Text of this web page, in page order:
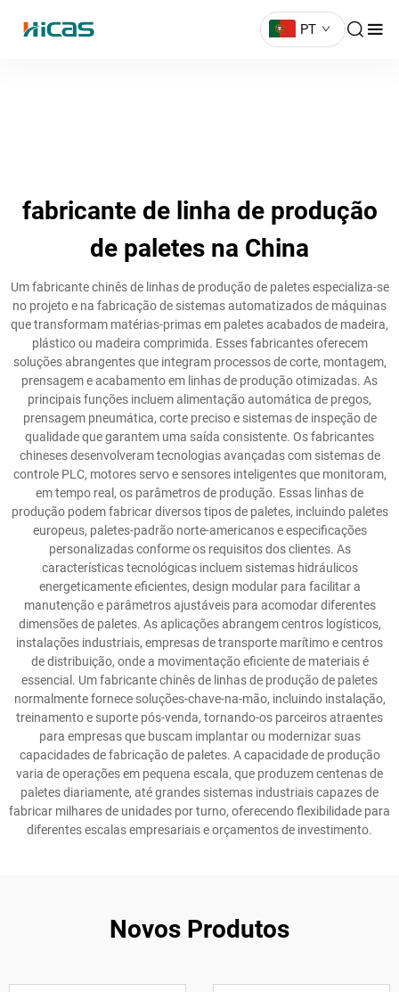
PT
fabricante de linha de produção
de paletes na China
Um fabricante chinês de linhas de produção de paletes especializa-se
no projeto e na fabricação de sistemas automatizados de máquinas
que transformam matérias-primas em paletes acabados de madeira,
plástico ou madeira comprimida. Esses fabricantes oferecem
soluções abrangentes que integram processos de corte, montagem,
prensagem e acabamento em linhas de produção otimizadas. As
principais funções incluem alimentação automática de pregos,
prensagem pneumática, corte preciso e sistemas de inspeção de
qualidade que garantem uma saída consistente. Os fabricantes
chineses desenvolveram tecnologias avançadas com sistemas de
controle PLC, motores servo e sensores inteligentes que monitoram,
em tempo real, os parâmetros de produção. Essas linhas de
produção podem fabricar diversos tipos de paletes, incluindo paletes
europeus, paletes-padrão norte-americanos e especificações
personalizadas conforme os requisitos dos clientes. As
características tecnológicas incluem sistemas hidráulicos
energeticamente eficientes, design modular para facilitar a
manutenção e parâmetros ajustáveis para acomodar diferentes
dimensões de paletes. As aplicações abrangem centros logísticos,
instalações industriais, empresas de transporte marítimo e centros
de distribuição, onde a movimentação eficiente de materiais é
essencial. Um fabricante chinês de linhas de produção de paletes
normalmente fornece soluções-chave-na-mão, incluindo instalação,
treinamento e suporte pós-venda, tornando-os parceiros atraentes
para empresas que buscam implantar ou modernizar suas
capacidades de fabricação de paletes. A capacidade de produção
varia de operações em pequena escala, que produzem centenas de
paletes diariamente, até grandes sistemas industriais capazes de
fabricar milhares de unidades por turno, oferecendo flexibilidade para
diferentes escalas empresariais e orçamentos de investimento.
Novos Produtos